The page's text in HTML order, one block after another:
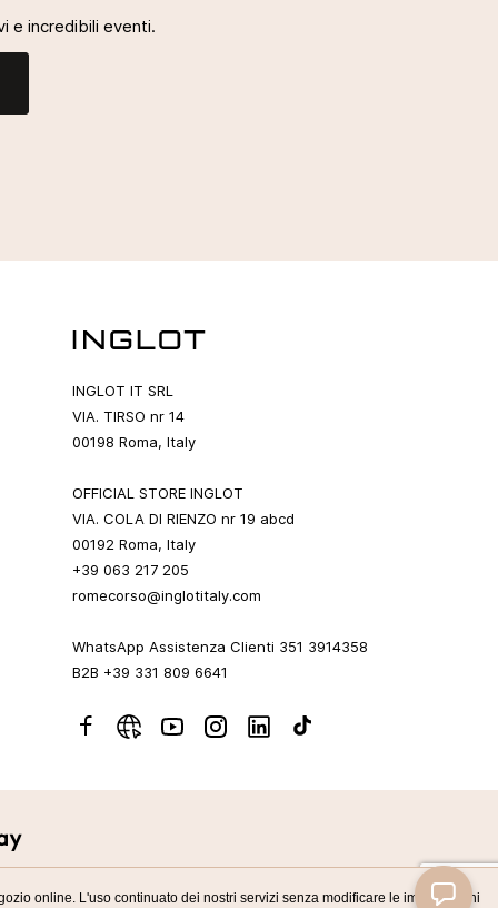
online. L'uso continuato dei nostri servizi senza modificare le impostazioni
e incredibili eventi.
INGLOT IT SRL
VIA. TIRSO nr 14
00198 Roma, Italy
OFFICIAL STORE INGLOT
VIA. COLA DI RIENZO nr 19 abcd
00192 Roma, Italy
+39 063 217 205
romecorso@inglotitaly.com
WhatsApp Assistenza Clienti 351 3914358
B2B +39 331 809 6641